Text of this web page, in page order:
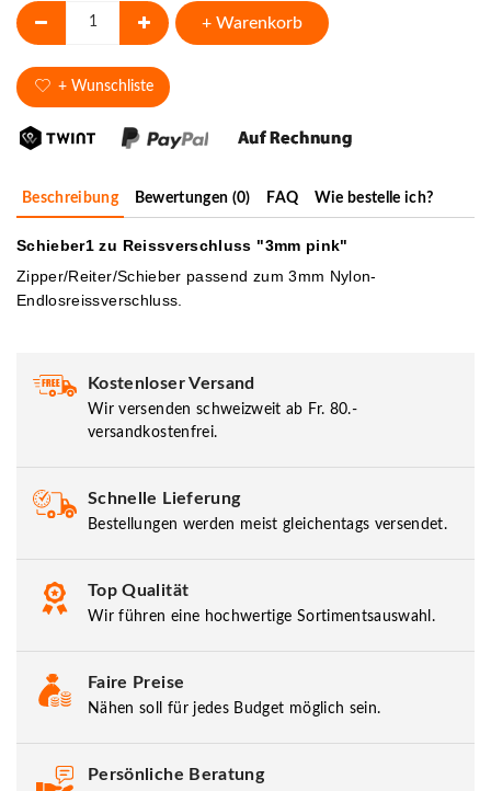
+ Warenkorb
+ Wunschliste
Beschreibung Bewertungen (0) FAQ Wie bestelle ich?
Schieber1 zu Reissverschluss "3mm pink"
Zipper/Reiter/Schieber passend zum 3mm Nylon-
Endlosreissverschluss.
Kostenloser Versand
Wir versenden schweizweit ab Fr. 80.-
versandkostenfrei.
Schnelle Lieferung
Bestellungen werden meist gleichentags versendet.
Top Qualität
Wir führen eine hochwertige Sortimentsauswahl.
Faire Preise
Nähen soll für jedes Budget möglich sein.
Persönliche Beratung